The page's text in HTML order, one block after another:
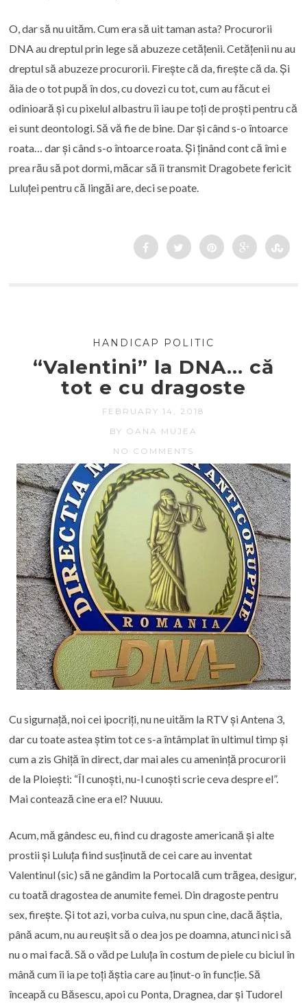
O, dar să nu uităm. Cum era să uit taman asta? Procurorii
DNA au dreptul prin lege să abuzeze cetățenii. Cetățenii nu au
dreptul să abuzeze procurorii. Firește că da, firește că da. Și
ăia de o tot pupă în dos, cu dovezi cu tot, cum au făcut ei
odinioară și cu pixelul albastru îi iau pe toți de proști pentru că
ei sunt deontologi. Să vă fie de bine. Dar și când s-o întoarce
roata… dar și când s-o întoarce roata. Și ținând cont că îmi e
prea rău să pot dormi, măcar să îi transmit Dragobete fericit
Luluței pentru că lingăi are, deci se poate.
HANDICAP POLITIC
“Valentini” la DNA… că
tot e cu dragoste
FEBRUARY 14, 2018
BY OANA MUJEA
NO COMMENTS
Cu sigurnață, noi cei ipocriți, nu ne uităm la RTV și Antena 3,
dar cu toate astea știm tot ce s-a întâmplat în ultimul timp și
cum a zis Ghiță în direct, dar mai ales cu amenință procurorii
de la Ploiești: “Îl cunoști, nu-l cunoști scrie ceva despre el”.
Mai contează cine era el? Nuuuu.
Acum, mă gândesc eu, fiind cu dragoste americană și alte
prostii și Luluța fiind susținută de cei care au inventat
Valentinul (sic) să ne gândim la Portocală cum trăgea, desigur,
cu toată dragostea de anumite femei. Din dragoste pentru
sex, firește. Și tot azi, vorba cuiva, nu spun cine, dacă ăștia,
până acum, nu au reușit să o dea jos pe doamna, atunci nici să
nu o mai facă. Să o văd pe Luluța în costum de piele cu biciul în
mână cum îi ia pe toți ăștia care au ținut-o în funcție. Să
înceapă cu Băsescu, apoi cu Ponta, Dragnea, dar și Tudorel